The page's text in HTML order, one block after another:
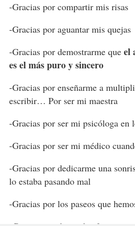
-Gracias por compartir mis risas
-Gracias por aguantar mis quejas
-Gracias por demostrarme que el
es el más puro y sincero
-Gracias por enseñarme a
escribir… Por ser mi maestra
-Gracias por ser mi psicóloga en
-Gracias por ser mi médico
-Gracias por dedicarme una
lo estaba pasando mal
-Gracias por los paseos que